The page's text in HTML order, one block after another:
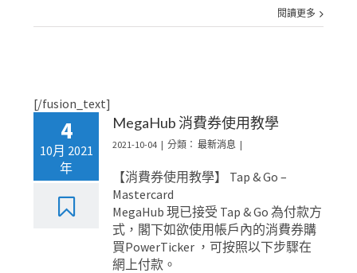
閱讀更多
[/fusion_text]
4
10月 2021
年
MegaHub 消費券使用教學
2021-10-04 | 分類：最新消息 |
【消費券使用教學】 Tap & Go –
Mastercard
MegaHub 現已接受 Tap & Go 為付款方
式，閣下如欲使用帳戶內的消費券購
買PowerTicker ，可按照以下步驟在
網上付款。